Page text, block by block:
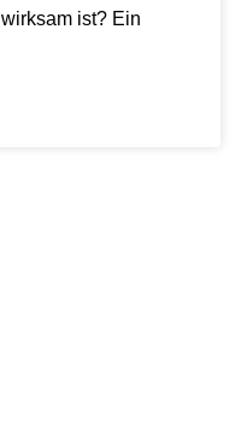
ist? Ein